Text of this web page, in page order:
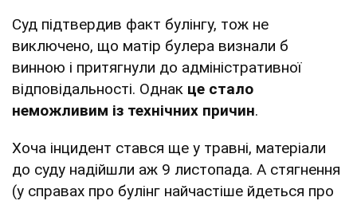
Суд підтвердив факт булінгу, тож не
виключено, що матір булера визнали б
винною і притягнули до адміністративної
відповідальності. Однак це стало
неможливим із технічних причин.
Хоча інцидент стався ще у травні, матеріали
до суду надійшли аж 9 листопада. А стягнення
(у справах про булінг найчастіше йдеться про